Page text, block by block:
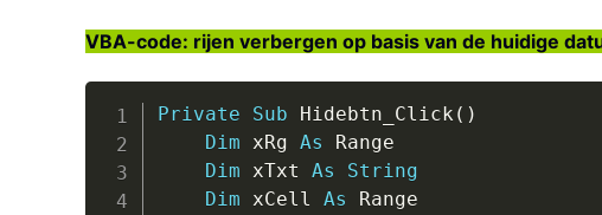
VBA-code: rijen verbergen op basis van de huidige
Private Sub Hidebtn_Click ( )
Dim xRg As Range
Dim xTxt As
String
Dim xCell As Range